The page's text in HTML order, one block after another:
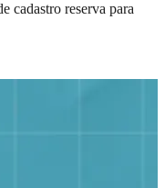
cadastro reserva para